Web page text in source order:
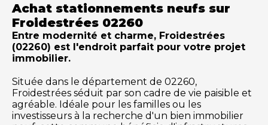
Achat stationnements neufs sur
Froidestrées 02260
Entre modernité et charme, Froidestrées
(02260) est l'endroit parfait pour votre projet
immobilier.
Située dans le département de 02260,
Froidestrées séduit par son cadre de vie paisible et
agréable. Idéale pour les familles ou les
investisseurs à la recherche d'un bien immobilier